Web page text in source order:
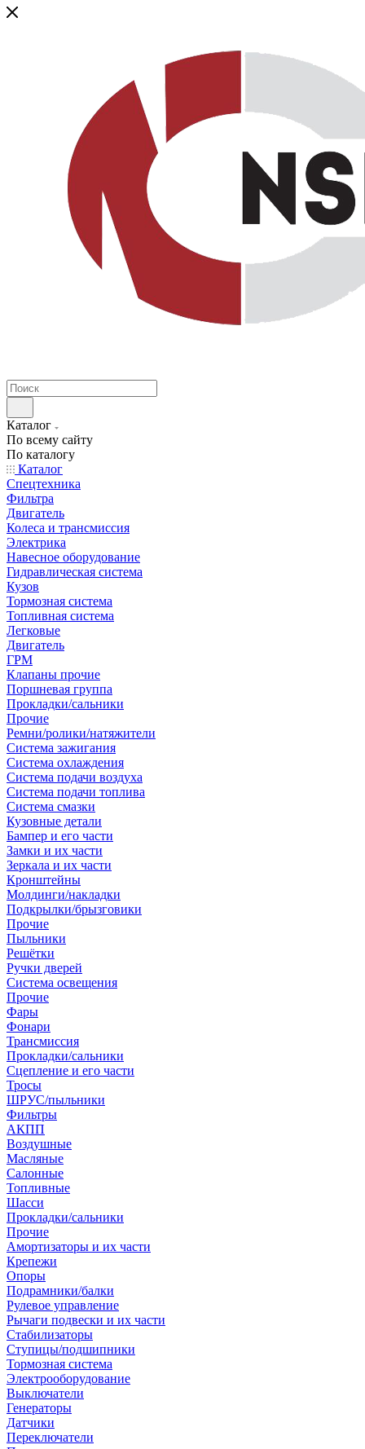
Каталог
По всему сайту
По каталогу
Каталог
Спецтехника
Фильтра
Двигатель
Колеса и трансмиссия
Электрика
Навесное оборудование
Гидравлическая система
Кузов
Тормозная система
Топливная система
Легковые
Двигатель
ГРМ
Клапаны прочие
Поршневая группа
Прокладки/сальники
Прочие
Ремни/ролики/натяжители
Система зажигания
Система охлаждения
Система подачи воздуха
Система подачи топлива
Система смазки
Кузовные детали
Бампер и его части
Замки и их части
Зеркала и их части
Кронштейны
Молдинги/накладки
Подкрылки/брызговики
Прочие
Пыльники
Решётки
Ручки дверей
Система освещения
Прочие
Фары
Фонари
Трансмиссия
Прокладки/сальники
Сцепление и его части
Тросы
ШРУС/пыльники
Фильтры
АКПП
Воздушные
Масляные
Салонные
Топливные
Шасси
Прокладки/сальники
Прочие
Амортизаторы и их части
Крепежи
Опоры
Подрамники/балки
Рулевое управление
Рычаги подвески и их части
Стабилизаторы
Ступицы/подшипники
Тормозная система
Электрооборудование
Выключатели
Генераторы
Датчики
Переключатели